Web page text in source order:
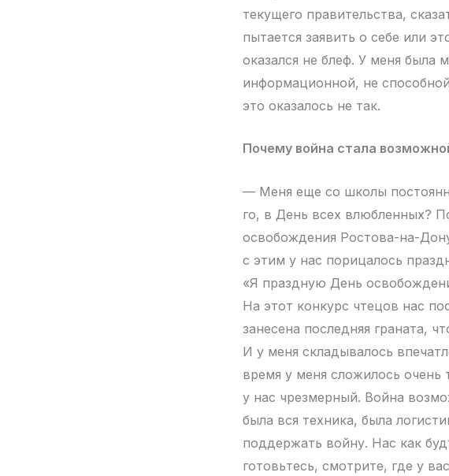
текущего правительства,
пытается заявить о себе или
оказался не блеф. У меня была
информационной, не
это оказалось не так.
Почему война стала
— Меня еще со школы
го, в День всех влюбленных?
освобождения Ростова-на-
с этим у нас порицалось
«Я праздную День
На этот конкурс чтецов нас
занесена последняя граната,
И у меня складывалось
время у меня сложилось
у нас чрезмерный. Война
была вся техника, была
поддержать войну. Нас как
готовьтесь, смотрите, где у